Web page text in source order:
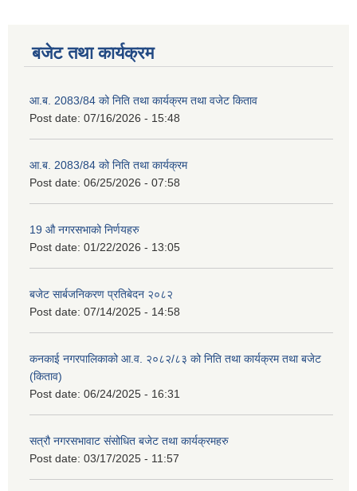
बजेट तथा कार्यक्रम
आ.ब. 2083/84 को निति तथा कार्यक्रम तथा वजेट किताव
Post date: 07/16/2026 - 15:48
आ.ब. 2083/84 को निति तथा कार्यक्रम
Post date: 06/25/2026 - 07:58
19 औ नगरसभाको निर्णयहरु
Post date: 01/22/2026 - 13:05
बजेट सार्बजनिकरण प्रतिबेदन २०८२
Post date: 07/14/2025 - 14:58
कनकाई नगरपालिकाको आ.व. २०८२/८३ को निति तथा कार्यक्रम तथा बजेट
(किताव)
Post date: 06/24/2025 - 16:31
सत्रौ नगरसभावाट संसोधित बजेट तथा कार्यक्रमहरु
Post date: 03/17/2025 - 11:57